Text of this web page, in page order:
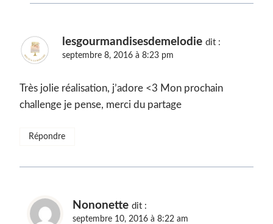
lesgourmandisesdemelodie dit :
septembre 8, 2016 à 8:23 pm
Très jolie réalisation, j’adore <3 Mon prochain
challenge je pense, merci du partage
Répondre
Nononette dit :
septembre 10, 2016 à 8:22 am